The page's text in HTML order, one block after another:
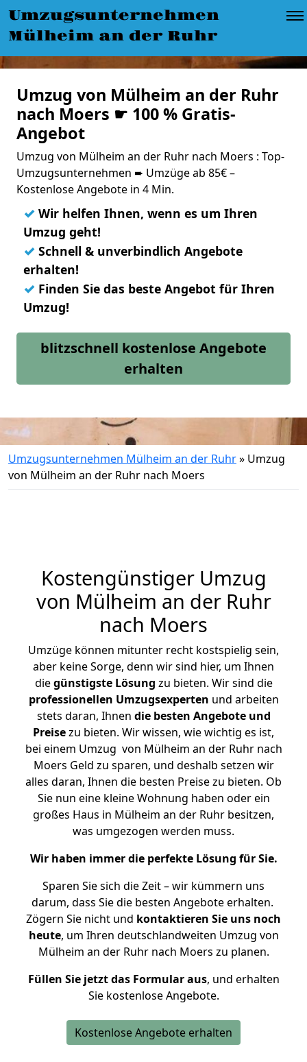
Umzugsunternehmen
Mülheim an der Ruhr
Umzug von Mülheim an der Ruhr
nach Moers ☛ 100 % Gratis-
Angebot
Umzug von Mülheim an der Ruhr nach Moers : Top-
Umzugsunternehmen ➨ Umzüge ab 85€ –
Kostenlose Angebote in 4 Min.
✓ Wir helfen Ihnen, wenn es um Ihren
Umzug geht!
✓ Schnell & unverbindlich Angebote
erhalten!
✓ Finden Sie das beste Angebot für Ihren
Umzug!
blitzschnell kostenlose Angebote
erhalten
Umzugsunternehmen Mülheim an der Ruhr» Umzug
von Mülheim an der Ruhr nach Moers
Kostengünstiger Umzug
von Mülheim an der Ruhr
nach Moers
Umzüge können mitunter recht kostspielig sein,
aber keine Sorge, denn wir sind hier, um Ihnen
diegünstigste Lösung zu bieten. Wir sind die
professionellen Umzugsexperten und arbeiten
stets daran, Ihnen die besten Angebote und
Preisezu bieten. Wir wissen, wie wichtig es ist,
bei einem Umzug von Mülheim an der Ruhr nach
Moers Geld zu sparen, und deshalb setzen wir
alles daran, Ihnen die besten Preise zu bieten. Ob
Sie nun eine kleine Wohnung haben oder ein
großes Haus in Mülheim an der Ruhr besitzen,
was umgezogen werden muss.
Wir haben immer die perfekte Lösung für Sie.
Sparen Sie sich die Zeit – wir kümmern uns
darum, dass Sie die besten Angebote erhalten.
Zögern Sie nicht und kontaktieren Sie uns noch
heute, um Ihren deutschlandweiten Umzug von
Mülheim an der Ruhr nach Moers zu planen.
Füllen Sie jetzt das Formular aus, und erhalten
Sie kostenlose Angebote.
Kostenlose Angebote erhalten